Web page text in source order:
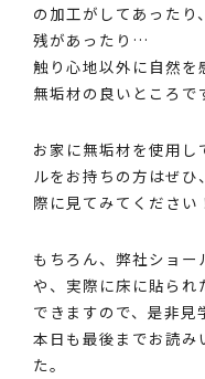
の加工がしてあったり
残があったり…
触り心地以外に自然を
無垢材の良いところで
お家に無垢材を使用
ルをお持ちの方はぜ
際に見てみてください
もちろん、弊社ショ
や、実際に床に貼ら
できますので、是非
本日も最後までお読み
た。